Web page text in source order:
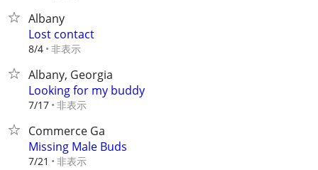
Albany
Lost contact
8/4 非表示
Albany, Georgia
Looking for my buddy
7/17 非表示
Commerce Ga
Missing Male Buds
7/21 非表示